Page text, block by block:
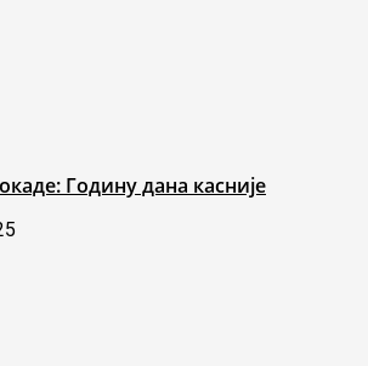
Годину дана касније